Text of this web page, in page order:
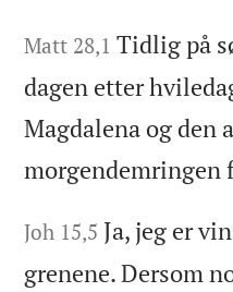
Matt 28,1 Tidlig på
dagen etter
Magdalena og den
morgendemringen
Joh 15,5 Ja, jeg er
grenene. Dersom